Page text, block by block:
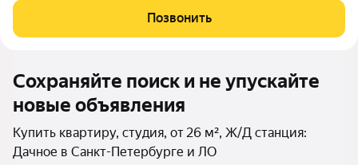
техникой (варочная панель, духовой шкаф, холодильник),
также в комнате расположен просторный и удобный диван
Позвонить
Сохраняйте поиск и не упускайте
новые объявления
Купить квартиру, студия, от 26 м², Ж/Д станция:
Дачное в Санкт-Петербурге и ЛО